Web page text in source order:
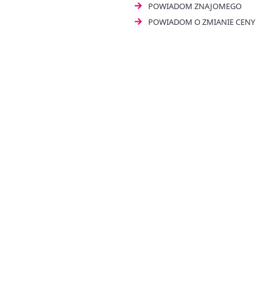
POWIADOM ZNAJOMEGO
POWIADOM O ZMIANIE CENY